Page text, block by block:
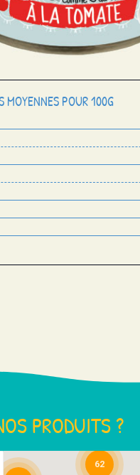
MOYENNES POUR 100G
PRODUITS ?
62